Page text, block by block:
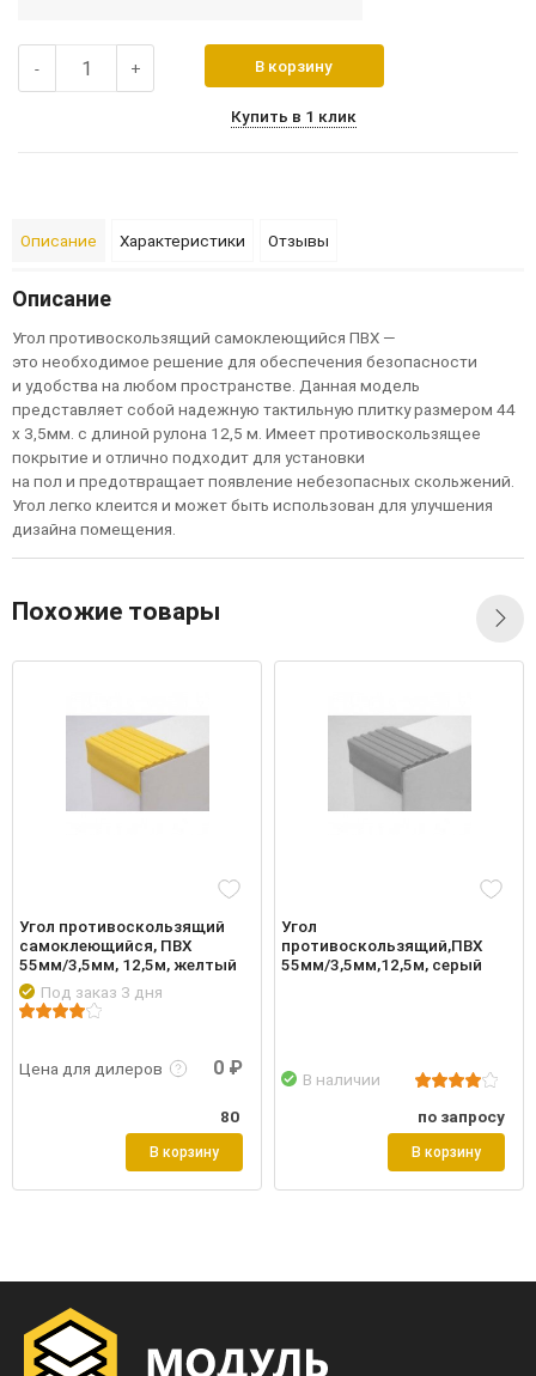
- + В корзину
Купить в 1 клик
Описание Характеристики Отзывы
Описание
Угол противоскользящий самоклеющийся ПВХ —
это необходимое решение для обеспечения безопасности
и удобства на любом пространстве. Данная модель
представляет собой надежную тактильную плитку размером 44
x 3,5мм. с длиной рулона 12,5 м. Имеет противоскользящее
покрытие и отлично подходит для установки
на пол и предотвращает появление небезопасных скольжений.
Угол легко клеится и может быть использован для улучшения
дизайна помещения.
Похожие товары
Угол противоскользящий
самоклеющийся, ПВХ
55мм/3,5мм, 12,5м, желтый
Под заказ 3 дня
Цена для дилеров 0 ₽
80
В корзину
Угол
противоскользящий,ПВХ
55мм/3,5мм,12,5м, серый
В наличии
по запросу
В корзину